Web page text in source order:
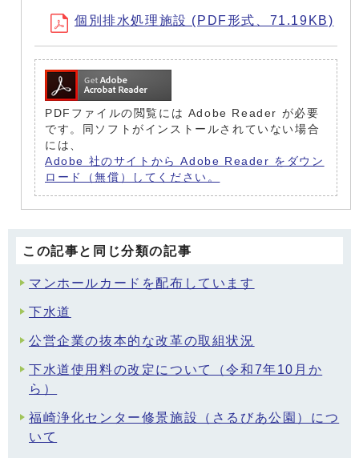
個別排水処理施設 (PDF形式、71.19KB)
PDFファイルの閲覧には Adobe Reader が必要
です。同ソフトがインストールされていない場合
には、
Adobe 社のサイトから Adobe Reader をダウン
ロード（無償）してください。
この記事と同じ分類の記事
マンホールカードを配布しています
下水道
公営企業の抜本的な改革の取組状況
下水道使用料の改定について（令和7年10月か
ら）
福崎浄化センター修景施設（さるびあ公園）につ
いて